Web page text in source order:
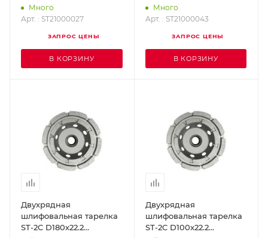
Много
Арт. : ST21000027
ЗАПРОС ЦЕНЫ
В КОРЗИНУ
ST21000043
Много
Арт. : ST21000043
ЗАПРОС ЦЕНЫ
В КОРЗИНУ
Двухрядная
шлифовальная тарелка
ST-2C D180х22.2
Двухрядная
шлифовальная тарелка
ST-2C D100х22.2